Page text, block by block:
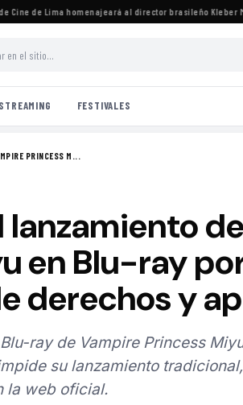
de Lima homenajeará al director brasileño Kleber
STREAMING FESTIVALES
PRINCESS M...
lanzamiento
en Blu-ray
derechos y
ray de Vampire Princess
su lanzamiento
la web oficial.